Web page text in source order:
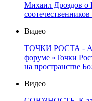
Михаил Дроздов о
Видео
ТОЧКИ РОСТА -
форуме «Точки
на пространстве
Видео